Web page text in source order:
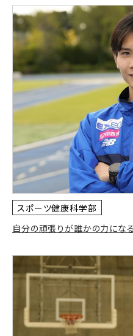
スポーツ健康科学部
自分の頑張りが誰かの力にな